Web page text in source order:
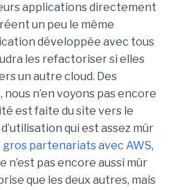
applications directement
un peu le même
développée avec tous
les refactoriser si elles
un autre cloud. Des
n’en voyons pas encore
est faite du site vers le
qui est assez mûr
gros partenariats avec AWS,
n’est pas encore aussi mûr
que les deux autres, mais